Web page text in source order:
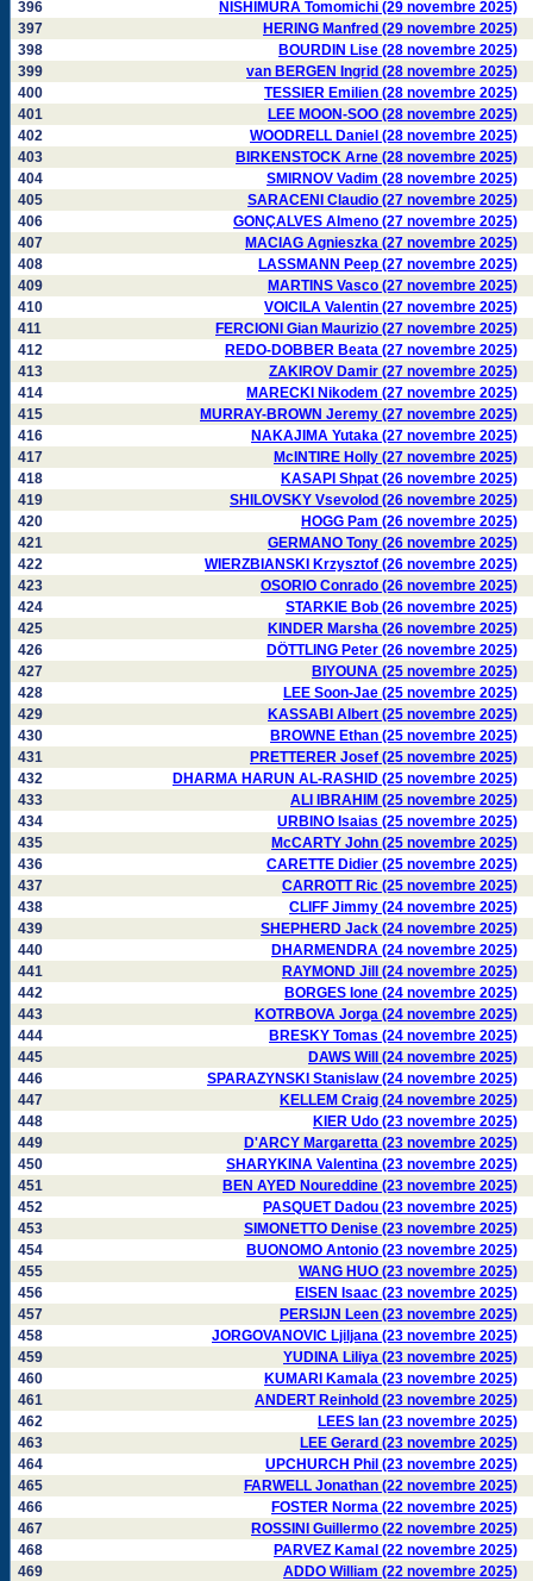
396
NISHIMURA Tomomichi (29 novembre 2025)
397
HERING Manfred (29 novembre 2025)
398
BOURDIN Lise (28 novembre 2025)
399
van BERGEN Ingrid (28 novembre 2025)
400
TESSIER Emilien (28 novembre 2025)
401
LEE MOON-SOO (28 novembre 2025)
402
WOODRELL Daniel (28 novembre 2025)
403
BIRKENSTOCK Arne (28 novembre 2025)
404
SMIRNOV Vadim (28 novembre 2025)
405
SARACENI Claudio (27 novembre 2025)
406
GONÇALVES Almeno (27 novembre 2025)
407
MACIAG Agnieszka (27 novembre 2025)
408
LASSMANN Peep (27 novembre 2025)
409
MARTINS Vasco (27 novembre 2025)
410
VOICILA Valentin (27 novembre 2025)
411
FERCIONI Gian Maurizio (27 novembre 2025)
412
REDO-DOBBER Beata (27 novembre 2025)
413
ZAKIROV Damir (27 novembre 2025)
414
MARECKI Nikodem (27 novembre 2025)
415
MURRAY-BROWN Jeremy (27 novembre 2025)
416
NAKAJIMA Yutaka (27 novembre 2025)
417
McINTIRE Holly (27 novembre 2025)
418
KASAPI Shpat (26 novembre 2025)
419
SHILOVSKY Vsevolod (26 novembre 2025)
420
HOGG Pam (26 novembre 2025)
421
GERMANO Tony (26 novembre 2025)
422
WIERZBIANSKI Krzysztof (26 novembre 2025)
423
OSORIO Conrado (26 novembre 2025)
424
STARKIE Bob (26 novembre 2025)
425
KINDER Marsha (26 novembre 2025)
426
DÖTTLING Peter (26 novembre 2025)
427
BIYOUNA (25 novembre 2025)
428
LEE Soon-Jae (25 novembre 2025)
429
KASSABI Albert (25 novembre 2025)
430
BROWNE Ethan (25 novembre 2025)
431
PRETTERER Josef (25 novembre 2025)
432
DHARMA HARUN AL-RASHID (25 novembre 2025)
433
ALI IBRAHIM (25 novembre 2025)
434
URBINO Isaias (25 novembre 2025)
435
McCARTY John (25 novembre 2025)
436
CARETTE Didier (25 novembre 2025)
437
CARROTT Ric (25 novembre 2025)
438
CLIFF Jimmy (24 novembre 2025)
439
SHEPHERD Jack (24 novembre 2025)
440
DHARMENDRA (24 novembre 2025)
441
RAYMOND Jill (24 novembre 2025)
442
BORGES Ione (24 novembre 2025)
443
KOTRBOVA Jorga (24 novembre 2025)
444
BRESKY Tomas (24 novembre 2025)
445
DAWS Will (24 novembre 2025)
446
SPARAZYNSKI Stanislaw (24 novembre 2025)
447
KELLEM Craig (24 novembre 2025)
448
KIER Udo (23 novembre 2025)
449
D'ARCY Margaretta (23 novembre 2025)
450
SHARYKINA Valentina (23 novembre 2025)
451
BEN AYED Noureddine (23 novembre 2025)
452
PASQUET Dadou (23 novembre 2025)
453
SIMONETTO Denise (23 novembre 2025)
454
BUONOMO Antonio (23 novembre 2025)
455
WANG HUO (23 novembre 2025)
456
EISEN Isaac (23 novembre 2025)
457
PERSIJN Leen (23 novembre 2025)
458
JORGOVANOVIC Ljiljana (23 novembre 2025)
459
YUDINA Liliya (23 novembre 2025)
460
KUMARI Kamala (23 novembre 2025)
461
ANDERT Reinhold (23 novembre 2025)
462
LEES Ian (23 novembre 2025)
463
LEE Gerard (23 novembre 2025)
464
UPCHURCH Phil (23 novembre 2025)
465
FARWELL Jonathan (22 novembre 2025)
466
FOSTER Norma (22 novembre 2025)
467
ROSSINI Guillermo (22 novembre 2025)
468
PARVEZ Kamal (22 novembre 2025)
469
ADDO William (22 novembre 2025)